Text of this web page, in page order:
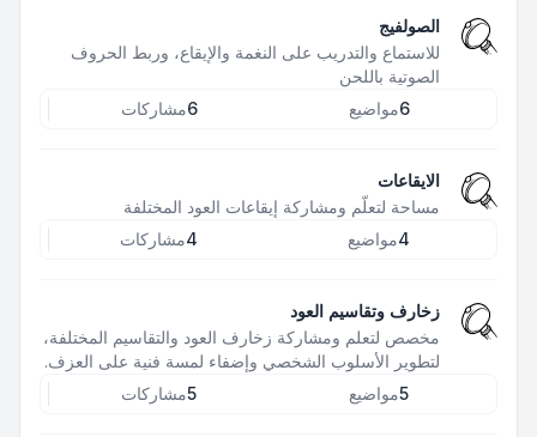
الصولفيج
للاستماع والتدريب على النغمة والإيقاع، وربط الحروف
الصوتية باللحن
6مواضيع 6مشاركات
الايقاعات
مساحة لتعلّم ومشاركة إيقاعات العود المختلفة
4مواضيع 4مشاركات
زخارف وتقاسيم العود
مخصص لتعلم ومشاركة زخارف العود والتقاسيم المختلفة،
لتطوير الأسلوب الشخصي وإضفاء لمسة فنية على العزف.
5مواضيع 5مشاركات